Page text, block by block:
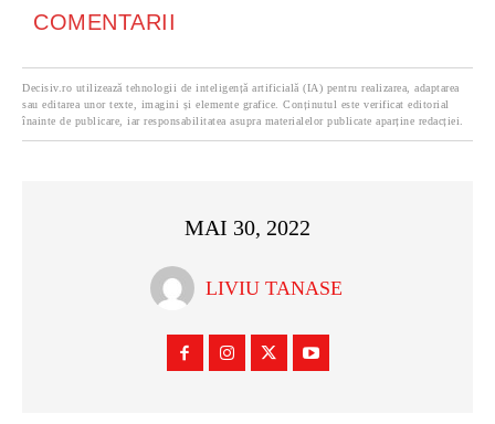
COMENTARII
Decisiv.ro utilizează tehnologii de inteligență artificială (IA) pentru realizarea, adaptarea
sau editarea unor texte, imagini și elemente grafice. Conținutul este verificat editorial
înainte de publicare, iar responsabilitatea asupra materialelor publicate aparține redacției.
MAI 30, 2022
LIVIU TANASE